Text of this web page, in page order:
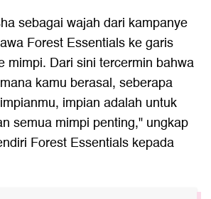
sebagai wajah dari kampanye
Forest Essentials ke garis
mimpi. Dari sini tercermin bahwa
kamu berasal, seberapa
impian adalah untuk
semua mimpi penting," ungkap
Forest Essentials kepada